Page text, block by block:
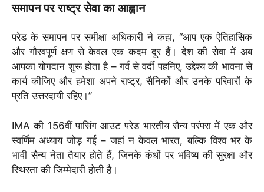
समापन पर राष्ट्र सेवा का आह्वान
परेड के समापन पर समीक्षा अधिकारी ने कहा, “आप एक ऐतिहासिक
और गौरवपूर्ण क्षण से केवल एक कदम दूर हैं। देश की सेवा में अब
आपका योगदान शुरू होता है – गर्व से वर्दी पहनिए, उद्देश्य की भावना से
कार्य कीजिए और हमेशा अपने राष्ट्र, सैनिकों और उनके परिवारों के
प्रति उत्तरदायी रहिए।”
IMA की 156वीं पासिंग आउट परेड भारतीय सैन्य परंपरा में एक और
स्वर्णिम अध्याय जोड़ गई – जहां न केवल भारत, बल्कि विश्व भर के
भावी सैन्य नेता तैयार होते हैं, जिनके कंधों पर भविष्य की सुरक्षा और
स्थिरता की जिम्मेदारी होती है।